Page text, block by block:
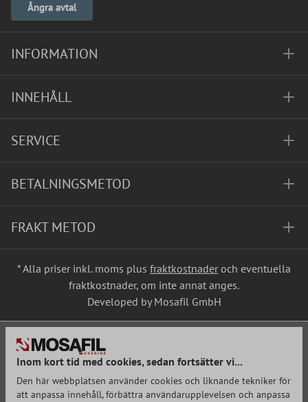
Ångra avtal
INFORMATION
INNEHÅLL
SERVICE
BETALNINGSMETOD
FRAKT METOD
* Alla priser inkl. moms plus fraktkostnader och eventuella
fraktkostnader, om inte annat anges.
Developed by Mosafil GmbH
Inom kort tid med cookies, sedan fortsätter vi...
Den här webbplatsen använder cookies och liknande tekniker för
att anpassa innehåll, förbättra användarupplevelsen och anpassa